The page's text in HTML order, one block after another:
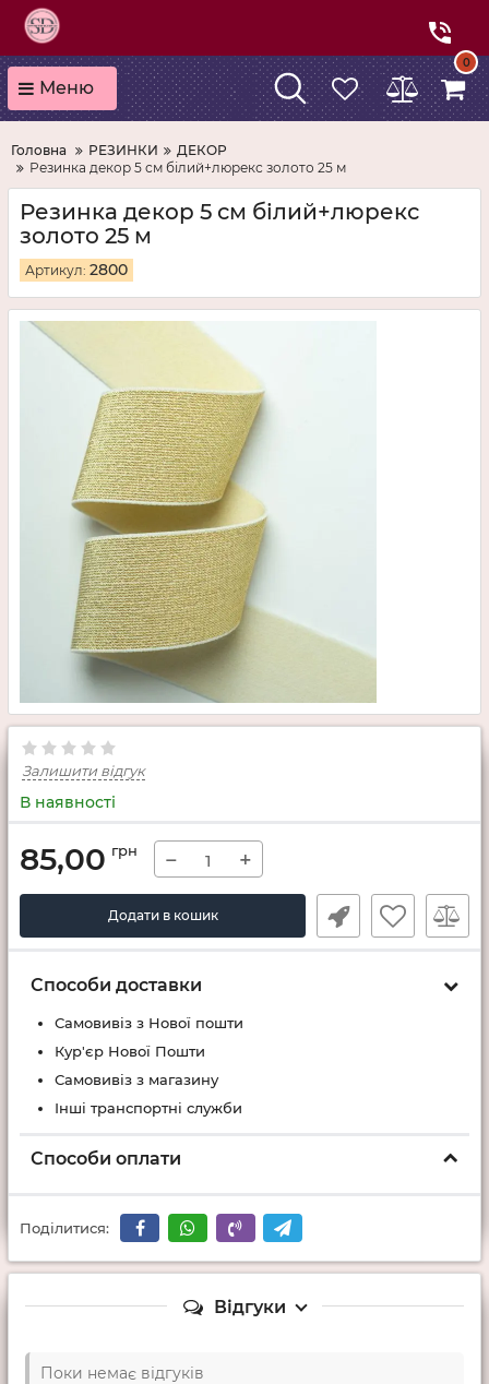
Меню
0
Головна РЕЗИНКИ
ДЕКОР
Резинка декор 5 см білий+люрекс золото 25 м
Резинка декор 5 см білий+люрекс
золото 25 м
Артикул: 2800
Залишити відгук
В наявності
85,00 грн − +
Додати в кошик
Способи доставки
Самовивіз з Нової пошти
Кур'єр Нової Пошти
Самовивіз з магазину
Інші транспортні служби
Способи оплати
Поділитися:
Відгуки
Поки немає відгуків